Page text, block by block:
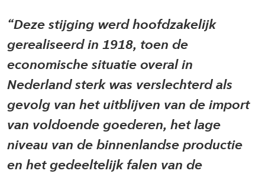
Deze stijging werd hoofdzakelijk
gerealiseerd in 1918, toen de
economische situatie overal in
Nederland sterk was verslechterd als
gevolg van het uitblijven van de import
van voldoende goederen, het lage
niveau van de binnenlandse productie
en het gedeeltelijk falen van de